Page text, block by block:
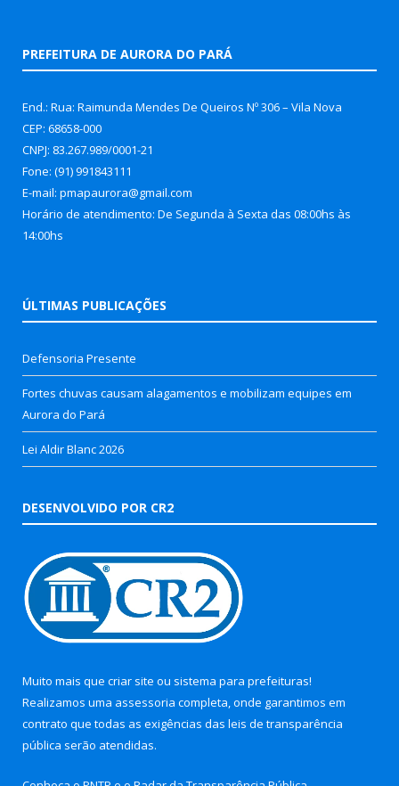
PREFEITURA DE AURORA DO PARÁ
End.: Rua: Raimunda Mendes De Queiros Nº 306 – Vila Nova
CEP: 68658-000
CNPJ: 83.267.989/0001-21
Fone: (91) 991843111
E-mail: pmapaurora@gmail.com
Horário de atendimento: De Segunda à Sexta das 08:00hs às
14:00hs
ÚLTIMAS PUBLICAÇÕES
Defensoria Presente
Fortes chuvas causam alagamentos e mobilizam equipes em
Aurora do Pará
Lei Aldir Blanc 2026
DESENVOLVIDO POR CR2
Muito mais que criar site ou sistema para prefeituras!
Realizamos uma assessoria completa, onde garantimos em
contrato que todas as exigências das leis de transparência
pública serão atendidas.